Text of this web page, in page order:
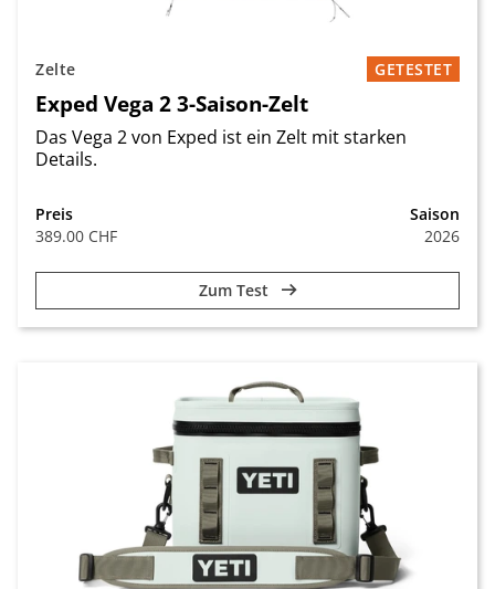
Zelte GETESTET
Exped Vega 2 3-Saison-Zelt
Das Vega 2 von Exped ist ein Zelt mit starken
Details.
Preis
389.00 CHF
Saison
2026
Zum Test